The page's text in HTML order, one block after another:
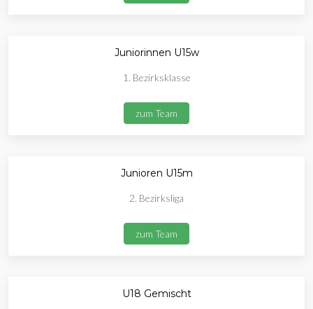
Juniorinnen U15w
1. Bezirksklasse
zum Team
Junioren U15m
2. Bezirksliga
zum Team
U18 Gemischt